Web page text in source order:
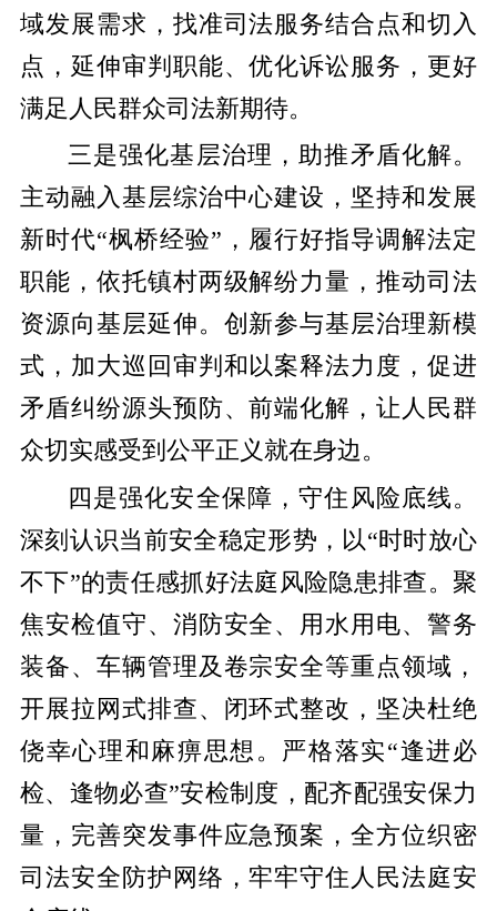
域发展需求，找准司法服务结合点和切入
点，延伸审判职能、优化诉讼服务，更好
满足人民群众司法新期待。
三是强化基层治理，助推矛盾化解。
主动融入基层综治中心建设，坚持和发展
新时代“枫桥经验”，履行好指导调解法定
职能，依托镇村两级解纷力量，推动司法
资源向基层延伸。创新参与基层治理新模
式，加大巡回审判和以案释法力度，促进
矛盾纠纷源头预防、前端化解，让人民群
众切实感受到公平正义就在身边。
四是强化安全保障，守住风险底线。
深刻认识当前安全稳定形势，以“时时放心
不下”的责任感抓好法庭风险隐患排查。聚
焦安检值守、消防安全、用水用电、警务
装备、车辆管理及卷宗安全等重点领域，
开展拉网式排查、闭环式整改，坚决杜绝
侥幸心理和麻痹思想。严格落实“逢进必
检、逢物必查”安检制度，配齐配强安保力
量，完善突发事件应急预案，全方位织密
司法安全防护网络，牢牢守住人民法庭安